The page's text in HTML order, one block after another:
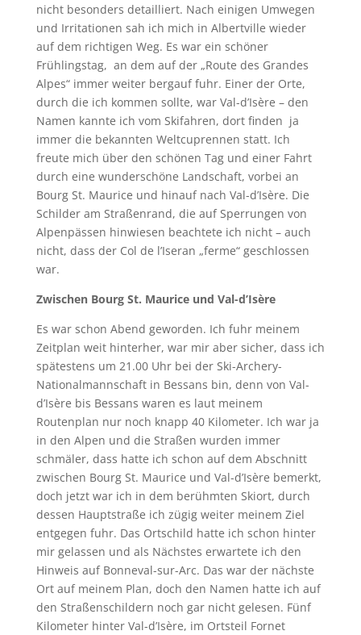
nicht besonders detailliert. Nach einigen Umwegen
und Irritationen sah ich mich in Albertville wieder
auf dem richtigen Weg. Es war ein schöner
Frühlingstag, an dem auf der „Route des Grandes
Alpes“ immer weiter bergauf fuhr. Einer der Orte,
durch die ich kommen sollte, war Val-d’Isère – den
Namen kannte ich vom Skifahren, dort finden ja
immer die bekannten Weltcuprennen statt. Ich
freute mich über den schönen Tag und einer Fahrt
durch eine wunderschöne Landschaft, vorbei an
Bourg St. Maurice und hinauf nach Val-d’Isère. Die
Schilder am Straßenrand, die auf Sperrungen von
Alpenpässen hinwiesen beachtete ich nicht – auch
nicht, dass der Col de l’Iseran „ferme“ geschlossen
war.
Zwischen Bourg St. Maurice und Val-d’Isère
Es war schon Abend geworden. Ich fuhr meinem
Zeitplan weit hinterher, war mir aber sicher, dass ich
spätestens um 21.00 Uhr bei der Ski-Archery-
Nationalmannschaft in Bessans bin, denn von Val-
d’Isère bis Bessans waren es laut meinem
Routenplan nur noch knapp 40 Kilometer. Ich war ja
in den Alpen und die Straßen wurden immer
schmäler, dass hatte ich schon auf dem Abschnitt
zwischen Bourg St. Maurice und Val-d’Isère bemerkt,
doch jetzt war ich in dem berühmten Skiort, durch
dessen Hauptstraße ich zügig weiter meinem Ziel
entgegen fuhr. Das Ortschild hatte ich schon hinter
mir gelassen und als Nächstes erwartete ich den
Hinweis auf Bonneval-sur-Arc. Das war der nächste
Ort auf meinem Plan, doch den Namen hatte ich auf
den Straßenschildern noch gar nicht gelesen. Fünf
Kilometer hinter Val-d’Isère, im Ortsteil Fornet